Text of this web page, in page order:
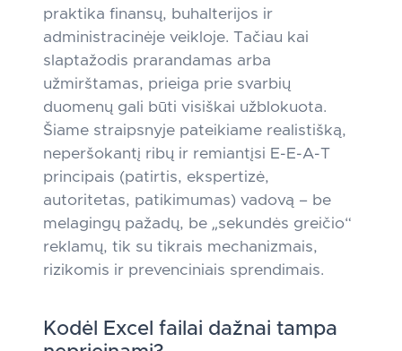
praktika finansų, buhalterijos ir
administracinėje veikloje. Tačiau kai
slaptažodis prarandamas arba
užmirštamas, prieiga prie svarbių
duomenų gali būti visiškai užblokuota.
Šiame straipsnyje pateikiame realistišką,
neperšokantį ribų ir remiantįsi E-E-A-T
principais (patirtis, ekspertizė,
autoritetas, patikimumas) vadovą – be
melagingų pažadų, be „sekundės greičio“
reklamų, tik su tikrais mechanizmais,
rizikomis ir prevenciniais sprendimais.
Kodėl Excel failai dažnai tampa